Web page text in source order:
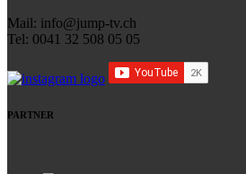
Mail: info@jump-tv.ch
Tel: 0041 32 508 05 05
PARTNER